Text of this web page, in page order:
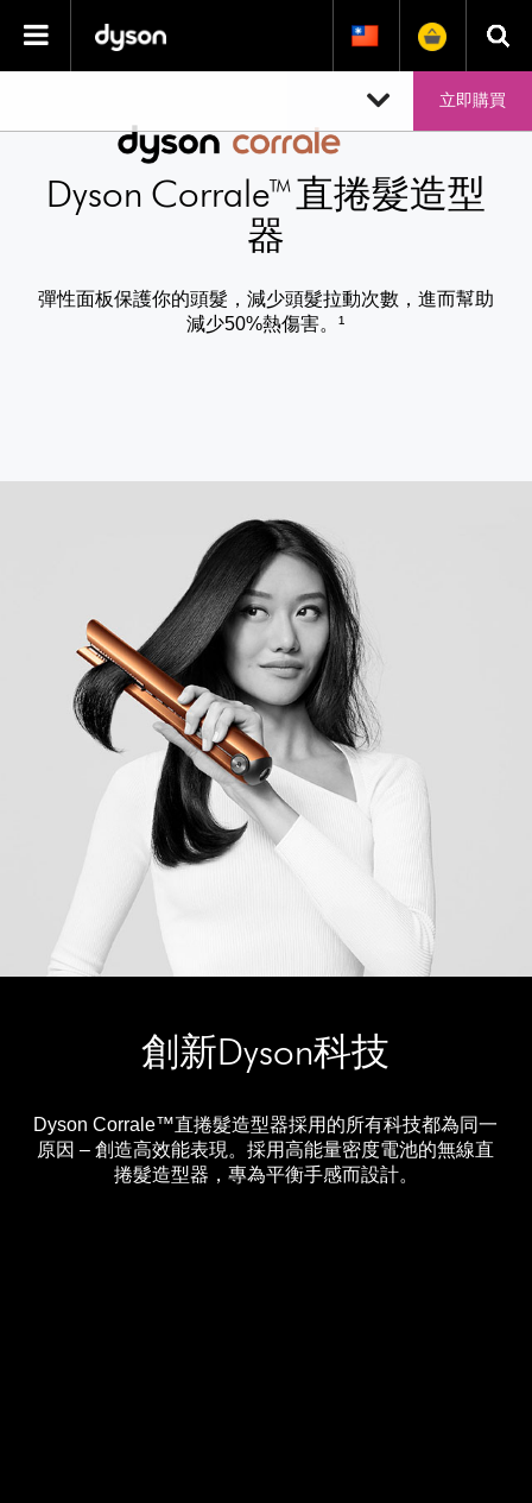
立即購買
Dyson Corrale™ 直捲髮造型
器
彈性面板保護你的頭髮，減少頭髮拉動次數，進而幫助
減少50%熱傷害。¹
創新Dyson科技
Dyson Corrale™直捲髮造型器採用的所有科技都為同一
原因 – 創造高效能表現。採用高能量密度電池的無線直
捲髮造型器，專為平衡手感而設計。